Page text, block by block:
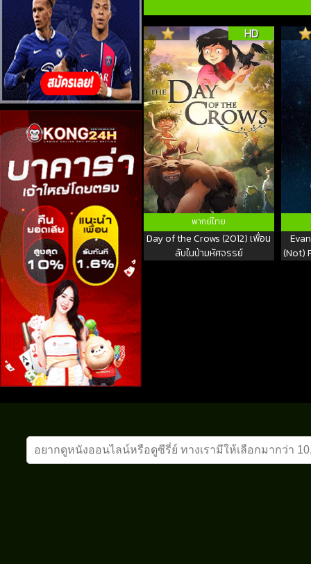
HD
พากย์ไทย
Day of the Crows (2012) เพื่อน
ลับในป่ามหัศจรรย์
(Not)